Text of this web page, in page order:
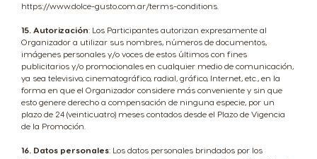
https://www.dolce-gusto.com.ar/terms-conditions.
15. Autorización: Los Participantes autorizan expresamente al
Organizador a utilizar sus nombres, números de documentos,
imágenes personales y/o voces de estos últimos con fines
publicitarios y/o promocionales en cualquier medio de comunicación,
ya sea televisivo, cinematográfico, radial, gráfico, Internet, etc., en la
forma en que el Organizador considere más conveniente y sin que
esto genere derecho a compensación de ninguna especie, por un
plazo de 24 (veinticuatro) meses contados desde el Plazo de Vigencia
de la Promoción.
16. Datos personales: Los datos personales brindados por los